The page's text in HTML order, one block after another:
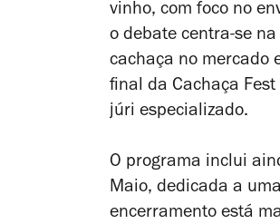
vinho, com foco no
o debate centra-se
cachaça no mercado
final da Cachaça
júri especializado.
O programa inclui
Maio, dedicada a
encerramento está